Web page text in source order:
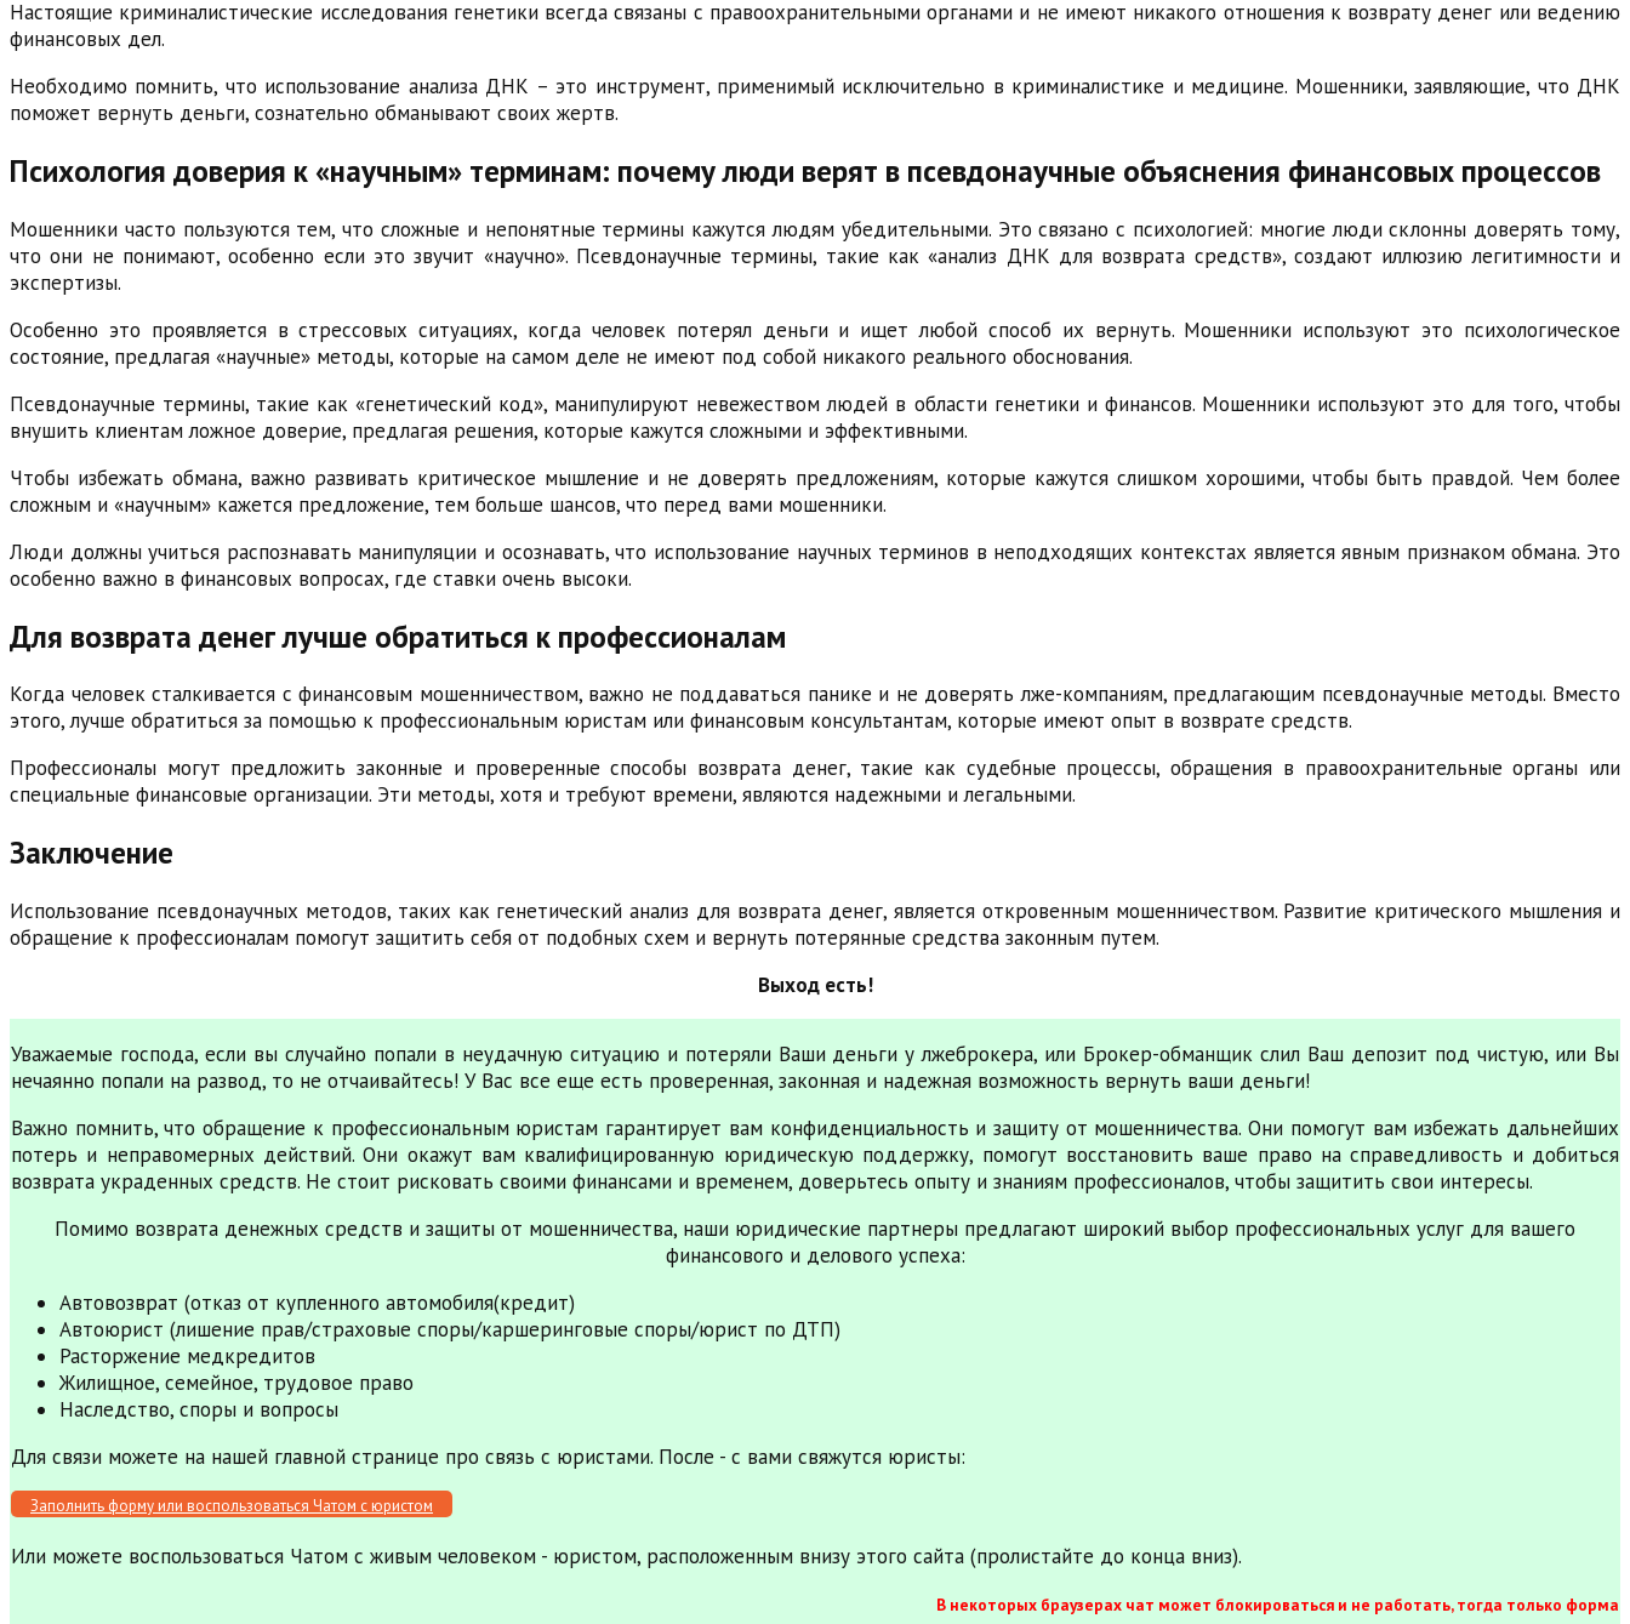
Настоящие криминалистические исследования генетики всегда связаны с правоохранительными органами и не имеют никакого отношения к возврату денег или ведению
финансовых дел.
Необходимо помнить, что использование анализа ДНК – это инструмент, применимый исключительно в криминалистике и медицине. Мошенники, заявляющие, что ДНК
поможет вернуть деньги, сознательно обманывают своих жертв.
Психология доверия к «научным» терминам: почему люди верят в псевдонаучные объяснения финансовых процессов
Мошенники часто пользуются тем, что сложные и непонятные термины кажутся людям убедительными. Это связано с психологией: многие люди склонны доверять тому,
что они не понимают, особенно если это звучит «научно». Псевдонаучные термины, такие как «анализ ДНК для возврата средств», создают иллюзию легитимности и
экспертизы.
Особенно это проявляется в стрессовых ситуациях, когда человек потерял деньги и ищет любой способ их вернуть. Мошенники используют это психологическое
состояние, предлагая «научные» методы, которые на самом деле не имеют под собой никакого реального обоснования.
Псевдонаучные термины, такие как «генетический код», манипулируют невежеством людей в области генетики и финансов. Мошенники используют это для того, чтобы
внушить клиентам ложное доверие, предлагая решения, которые кажутся сложными и эффективными.
Чтобы избежать обмана, важно развивать критическое мышление и не доверять предложениям, которые кажутся слишком хорошими, чтобы быть правдой. Чем более
сложным и «научным» кажется предложение, тем больше шансов, что перед вами мошенники.
Люди должны учиться распознавать манипуляции и осознавать, что использование научных терминов в неподходящих контекстах является явным признаком обмана. Это
особенно важно в финансовых вопросах, где ставки очень высоки.
Для возврата денег лучше обратиться к профессионалам
Когда человек сталкивается с финансовым мошенничеством, важно не поддаваться панике и не доверять лже-компаниям, предлагающим псевдонаучные методы. Вместо
этого, лучше обратиться за помощью к профессиональным юристам или финансовым консультантам, которые имеют опыт в возврате средств.
Профессионалы могут предложить законные и проверенные способы возврата денег, такие как судебные процессы, обращения в правоохранительные органы или
специальные финансовые организации. Эти методы, хотя и требуют времени, являются надежными и легальными.
Заключение
Использование псевдонаучных методов, таких как генетический анализ для возврата денег, является откровенным мошенничеством. Развитие критического мышления и
обращение к профессионалам помогут защитить себя от подобных схем и вернуть потерянные средства законным путем.
Выход есть!
Уважаемые господа, если вы случайно попали в неудачную ситуацию и потеряли Ваши деньги у лжеброкера, или Брокер-обманщик слил Ваш депозит под чистую, или Вы
нечаянно попали на развод, то не отчаивайтесь! У Вас все еще есть проверенная, законная и надежная возможность вернуть ваши деньги!
Важно помнить, что обращение к профессиональным юристам гарантирует вам конфиденциальность и защиту от мошенничества. Они помогут вам избежать дальнейших
потерь и неправомерных действий. Они окажут вам квалифицированную юридическую поддержку, помогут восстановить ваше право на справедливость и добиться
возврата украденных средств. Не стоит рисковать своими финансами и временем, доверьтесь опыту и знаниям профессионалов, чтобы защитить свои интересы.
Помимо возврата денежных средств и защиты от мошенничества, наши юридические партнеры предлагают широкий выбор профессиональных услуг для вашего
финансового и делового успеха:
Автовозврат (отказ от купленного автомобиля(кредит)
Автоюрист (лишение прав/страховые споры/каршеринговые споры/юрист по ДТП)
Расторжение медкредитов
Жилищное, семейное, трудовое право
Наследство, споры и вопросы
Для связи можете на нашей главной странице про связь с юристами. После - с вами свяжутся юристы:
Заполнить форму или воспользоваться Чатом с юристом
Или можете воспользоваться Чатом с живым человеком - юристом, расположенным внизу этого сайта (пролистайте до конца вниз).
В некоторых браузерах чат может блокироваться и не работать, тогда только форма